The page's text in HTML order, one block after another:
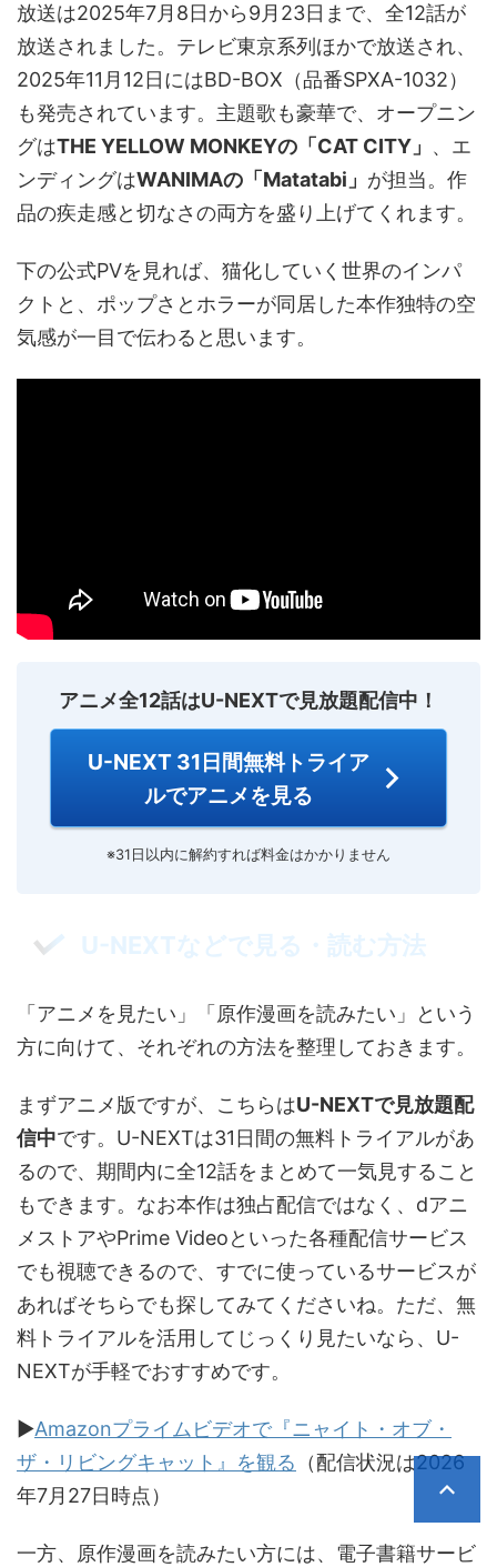
放送は2025年7月8日から9月23日まで、全12話が
放送されました。テレビ東京系列ほかで放送され、
2025年11月12日にはBD-BOX（品番SPXA-1032）
も発売されています。主題歌も豪華で、オープニン
グはTHE YELLOW MONKEYの「CAT CITY」 、エ
ンディングはWANIMAの「Matatabi」 が担当。作
品の疾走感と切なさの両方を盛り上げてくれます。
下の公式PVを見れば、猫化していく世界のインパ
クトと、ポップさとホラーが同居した本作独特の空
気感が一目で伝わると思います。
アニメ全12話はU-NEXTで見放題配信中！
U-NEXT 31日間無料トライア
ルでアニメを見る
※31日以内に解約すれば料金はかかりません
U-NEXTなどで見る・読む方法
「アニメを見たい」「原作漫画を読みたい」という
方に向けて、それぞれの方法を整理しておきます。
まずアニメ版ですが、こちらはU-NEXTで見放題配
信中です。U-NEXTは31日間の無料トライアルがあ
るので、期間内に全12話をまとめて一気見すること
もできます。なお本作は独占配信ではなく、dアニ
メストアやPrime Videoといった各種配信サービス
でも視聴できるので、すでに使っているサービスが
あればそちらでも探してみてくださいね。ただ、無
料トライアルを活用してじっくり見たいなら、U-
NEXTが手軽でおすすめです。
▶Amazonプライムビデオで『ニャイト・オブ・
ザ・リビングキャット』を観る （配信状況は2026
年7月27日時点）
一方、原作漫画を読みたい方には、電子書籍サービ